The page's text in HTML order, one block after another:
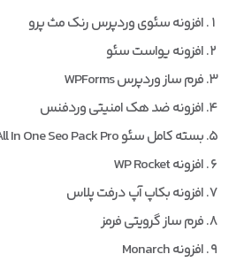
افزونه سئوی وردپرس رنک مث پرو
افزونه یواست سئو
فرم ساز وردپرس WPForms
افزونه ضد هک امنیتی وردفنس
بسته کامل سئو All In One Seo Pack Pro
افزونه WP Rocket
افزونه بکاپ آپ درفت پلاس
فرم ساز گرویتی فرمز
افزونه Monarch